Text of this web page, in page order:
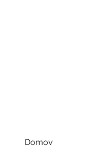
Domov